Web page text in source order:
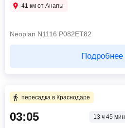
41 км от Анапы
Neoplan N1116 Р082ЕТ82
Подробнее
2 ч 0 мин в пути
03:00
пересадка в Краснодаре
03:05 13 ч 45 мин